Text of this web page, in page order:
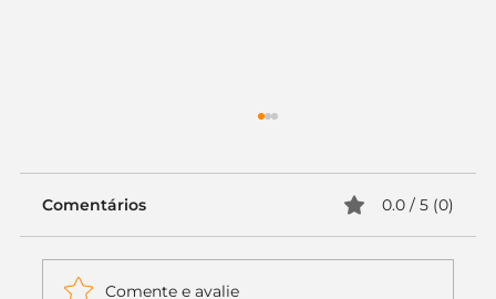
Comentários 0.0 / 5 (0)
Comente e avalie